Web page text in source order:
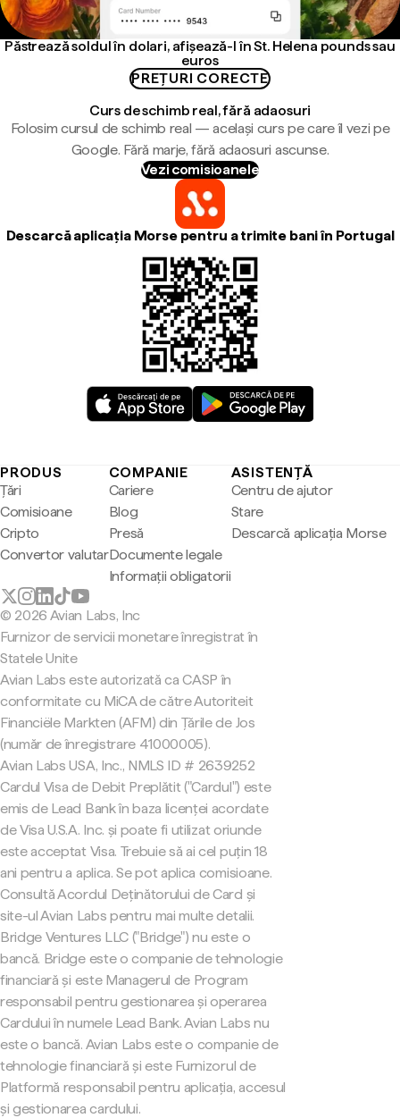
Păstrează soldul în dolari, afișează-l în St. Helena pounds sau
euros
PREȚURI CORECTE
Curs de schimb real, fără adaosuri
Folosim cursul de schimb real — același curs pe care îl vezi pe
Google. Fără marje, fără adaosuri ascunse.
Vezi comisioanele
Descarcă aplicația Morse pentru a trimite bani în Portugal
PRODUS
Țări
Comisioane
Cripto
Convertor valutar
COMPANIE
Cariere
Blog
Presă
Documente legale
Informații obligatorii
ASISTENȚĂ
Centru de ajutor
Stare
Descarcă aplicația Morse
© 2026 Avian Labs, Inc
Furnizor de servicii monetare înregistrat în
Statele Unite
Avian Labs este autorizată ca CASP în
conformitate cu MiCA de către Autoriteit
Financiële Markten (AFM) din Țările de Jos
(număr de înregistrare 41000005).
Avian Labs USA, Inc., NMLS ID # 2639252
Cardul Visa de Debit Preplătit ("Cardul") este
emis de Lead Bank în baza licenței acordate
de Visa U.S.A. Inc. și poate fi utilizat oriunde
este acceptat Visa. Trebuie să ai cel puțin 18
ani pentru a aplica. Se pot aplica comisioane.
Consultă Acordul Deținătorului de Card și
site-ul Avian Labs pentru mai multe detalii.
Bridge Ventures LLC ("Bridge") nu este o
bancă. Bridge este o companie de tehnologie
financiară și este Managerul de Program
responsabil pentru gestionarea și operarea
Cardului în numele Lead Bank. Avian Labs nu
este o bancă. Avian Labs este o companie de
tehnologie financiară și este Furnizorul de
Platformă responsabil pentru aplicația, accesul
și gestionarea cardului.